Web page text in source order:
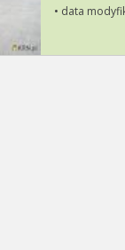
• data